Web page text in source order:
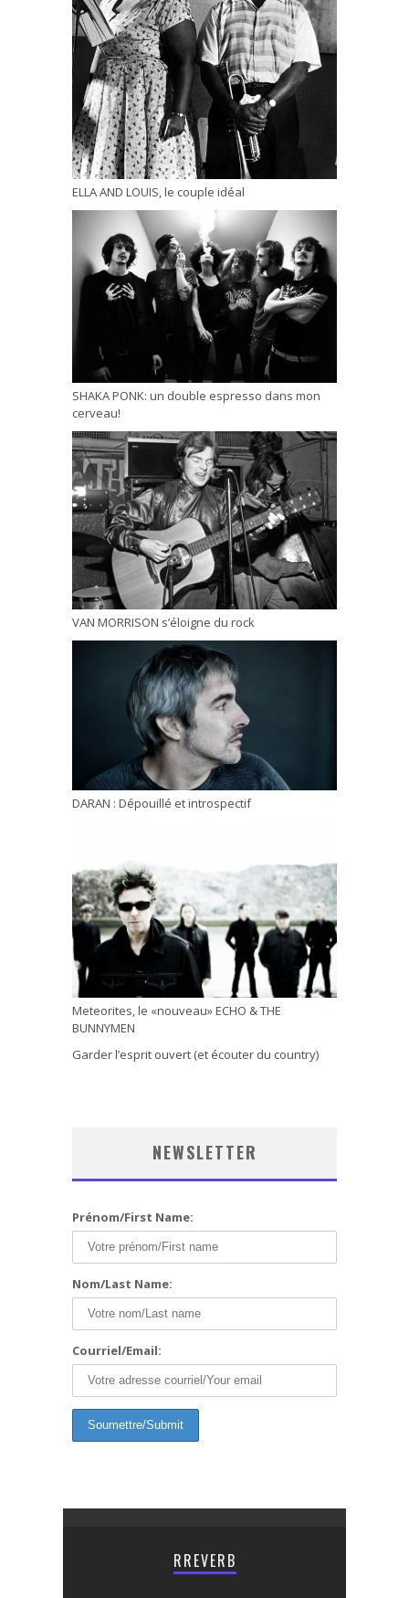
ELLA AND LOUIS, le couple idéal
SHAKA PONK: un double espresso dans mon
cerveau!
VAN MORRISON s’éloigne du rock
DARAN : Dépouillé et introspectif
Meteorites, le «nouveau» ECHO & THE
BUNNYMEN
Garder l’esprit ouvert (et écouter du country)
NEWSLETTER
Prénom/First Name:
Nom/Last Name:
Courriel/Email:
RREVERB